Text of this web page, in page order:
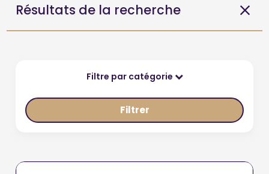
Résultats de la recherche
Filtre par catégorie
Filtrer